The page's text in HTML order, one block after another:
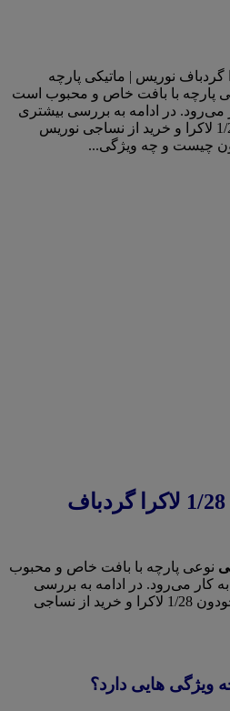
جودون 1/28 لاکرا گردباف نوریس | ماتیکی پارچه
نوعی پارچه با بافت خاص و محبوب است
در ادامه به بررسی بیشتری
در مورد پارچه های جودون 1/28 لاکرا و خرید از نساجی نوریس
چیست و چه ویژگی...
پارچه تریکو جودون 1/28 لاکرا گردباف
نوعی پارچه با بافت خاص و محبوب
کار می‌رود. در ادامه به بررسی
بیشتری در مورد پارچه های جودون 1/28 لاکرا و خرید از نساجی
هایی دارد؟